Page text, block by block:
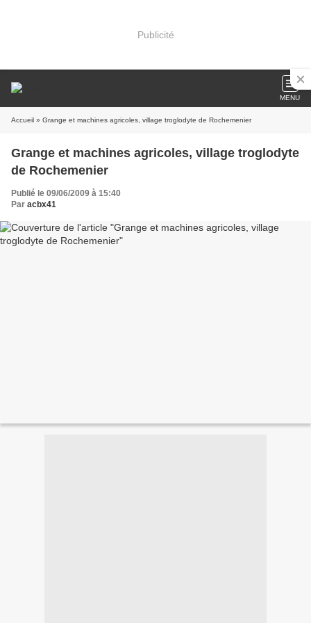
Publicité
MENU
Accueil » Grange et machines agricoles, village troglodyte de Rochemenier
Grange et machines agricoles, village troglodyte
de Rochemenier
Publié le 09/06/2009 à 15:40
Par acbx41